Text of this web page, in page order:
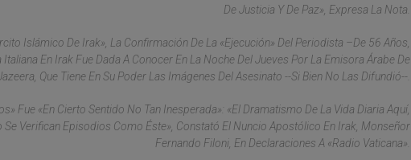
De Justicia Y De Paz», Expresa La Nota.
Islámico De Irak», La Confirmación De La «ejecución» Del Periodista –de 56 Años,
En Irak Fue Dada A Conocer En La Noche Del Jueves Por La Emisora Árabe De
Que Tiene En Su Poder Las Imágenes Del Asesinato --Si Bien No Las Difundió--.
Fue «en Cierto Sentido No Tan Inesperada»: «el Dramatismo De La Vida Diaria Aquí,
Verifican Episodios Como Éste», Constató El Nuncio Apostólico En Irak, Monseñor
Fernando Filoni, En Declaraciones A «Radio Vaticana».